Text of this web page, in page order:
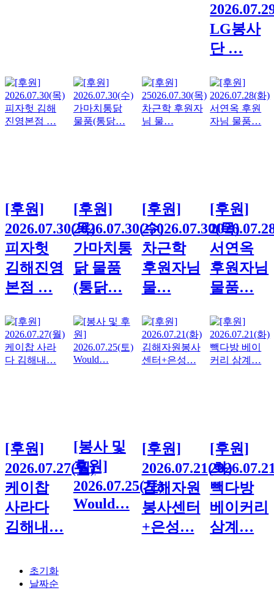
LG봉사
단 …
[후원]
2026.07.30(목)
피자헛
김해진영
본점 …
[후원]
2026.07.30(수)
가마치통
닭 물품
(통닭…
[후원]
25026.07.30(목)
차근학
후원자님
물…
[후원]
서연옥
후원자님
물품…
[후원]
2026.07.27(월)
케이찹
사라다
김해내…
[봉사 및
후원]
2026.07.25(토)
Would…
[후원]
2026.07.21(화)
김해자원
봉사센터
+은성…
[후원]
빽다방
베이커리
삼계…
초기화
날짜순